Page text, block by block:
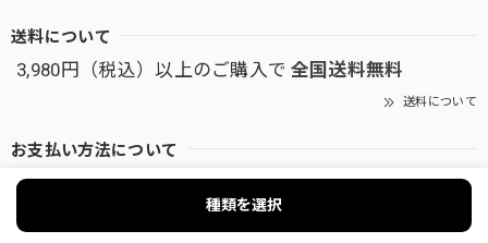
送料について
3,980円（税込）以上のご購入で 全国送料無料
送料について
お支払い方法について
次の方法がご利用頂けます。
種類を選択